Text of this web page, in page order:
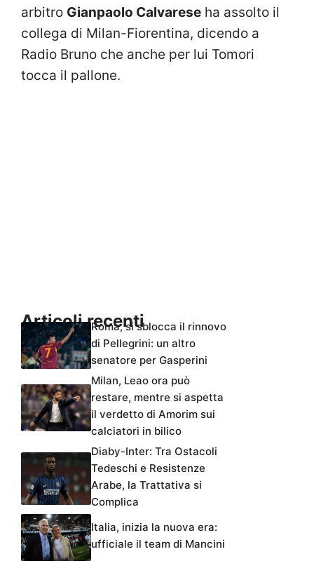
arbitro Gianpaolo Calvarese ha assolto il
collega di Milan-Fiorentina, dicendo a
Radio Bruno che anche per lui Tomori
tocca il pallone.
Articoli recentiRoma, si sblocca il rinnovo
di Pellegrini: un altro
senatore per Gasperini
Milan, Leao ora può
restare, mentre si aspetta
il verdetto di Amorim sui
calciatori in bilico
Diaby-Inter: Tra Ostacoli
Tedeschi e Resistenze
Arabe, la Trattativa si
Complica
Italia, inizia la nuova era:
ufficiale il team di Mancini